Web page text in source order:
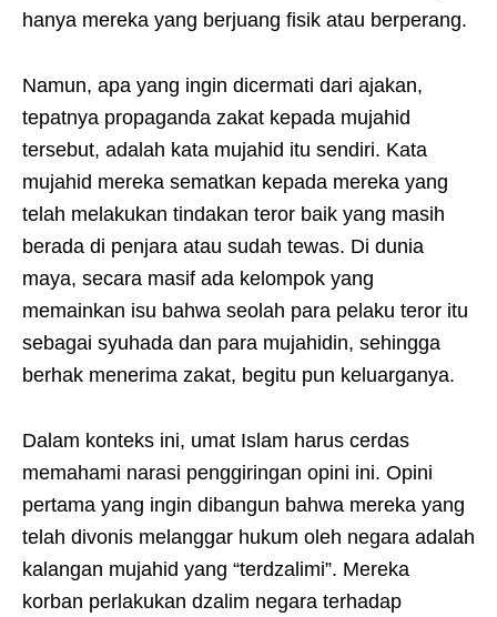
hanya mereka yang berjuang fisik atau berperang.
Namun, apa yang ingin dicermati dari ajakan,
tepatnya propaganda zakat kepada mujahid
tersebut, adalah kata mujahid itu sendiri. Kata
mujahid mereka sematkan kepada mereka yang
telah melakukan tindakan teror baik yang masih
berada di penjara atau sudah tewas. Di dunia
maya, secara masif ada kelompok yang
memainkan isu bahwa seolah para pelaku teror itu
sebagai syuhada dan para mujahidin, sehingga
berhak menerima zakat, begitu pun keluarganya.
Dalam konteks ini, umat Islam harus cerdas
memahami narasi penggiringan opini ini. Opini
pertama yang ingin dibangun bahwa mereka yang
telah divonis melanggar hukum oleh negara adalah
kalangan mujahid yang “terdzalimi”. Mereka
korban perlakukan dzalim negara terhadap